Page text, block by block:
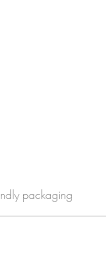
packaging